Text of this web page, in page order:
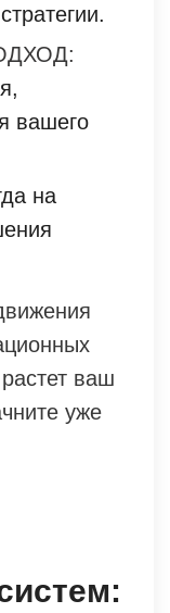
вашего
на
ваш
уже